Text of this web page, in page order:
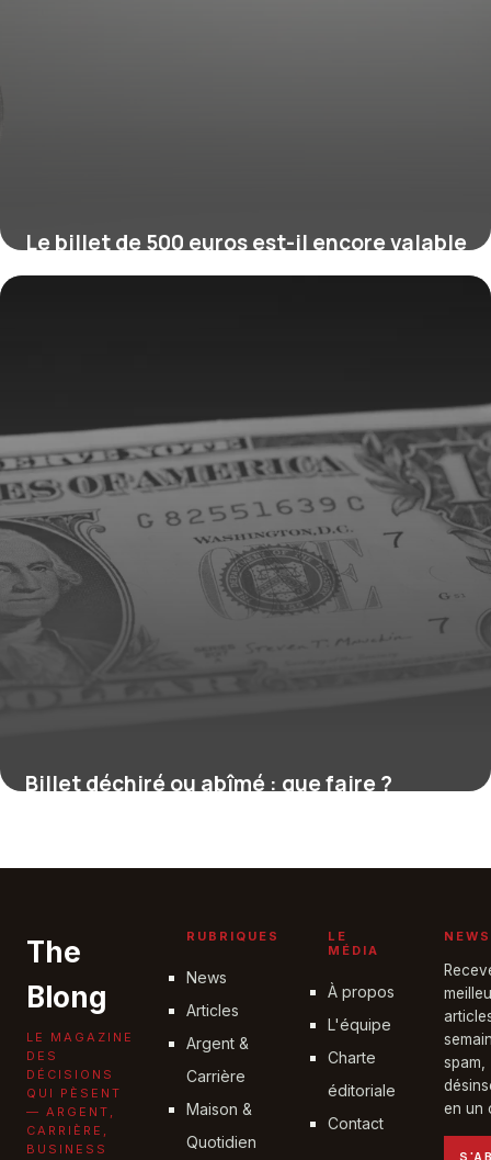
Le billet de 500 euros est-il encore valable
?
Billet déchiré ou abîmé : que faire ?
The
Blong
LE MAGAZINE
DES
DÉCISIONS
QUI PÈSENT
— ARGENT,
CARRIÈRE,
BUSINESS
RUBRIQUES
News
Articles
Argent &
Carrière
Maison &
Quotidien
LE
MÉDIA
À propos
L'équipe
Charte
éditoriale
Contact
spam,
en un